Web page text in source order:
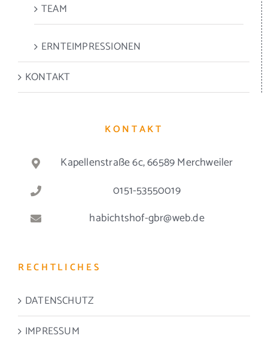
TEAM
ERNTEIMPRESSIONEN
KONTAKT
KONTAKT
Kapellenstraße 6c, 66589 Merchweiler
0151-53550019
habichtshof-gbr@web.de
RECHTLICHES
DATENSCHUTZ
IMPRESSUM